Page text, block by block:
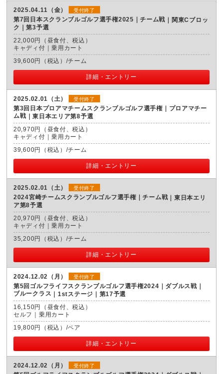
2025.04.11（金） 受付終了
第7回日本スクランブルゴルフ選手権2025｜チーム戦
関東Cブロッ
ク｜第3予選
22,000円（昼食付、税込）
キャディ付｜乗用カート
39,600円（税込）/チーム
詳細・エントリー
2025.02.01（土） 受付終了
第3回日本プロアマチームスクランブルゴルフ選手権｜プロアマチー
ム戦
東日本エリア第8予選
20,970円（昼食付、税込）
キャディ付｜乗用カート
39,600円（税込）/チーム
詳細・エントリー
2025.02.01（土） 受付終了
2024宮崎チームスクランブルゴルフ選手権｜チーム戦
東日本エリ
ア第8予選
20,970円（昼食付、税込）
キャディ付｜乗用カート
35,200円（税込）/チーム
詳細・エントリー
2024.12.02（月） 受付終了
第5回ゴルフライフスクランブルゴルフ選手権2024｜ダブルス戦｜
ブルークラス
1stステージ｜第17予選
16,150円（昼食付、税込）
セルフ｜乗用カート
19,800円（税込）/ペア
詳細・エントリー
2024.12.02（月） 受付終了